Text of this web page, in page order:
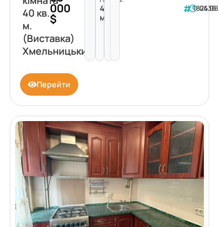
40 кв.
м.
(Виставка)
Хмельницький
000
$
40
м²
182436
Перейти